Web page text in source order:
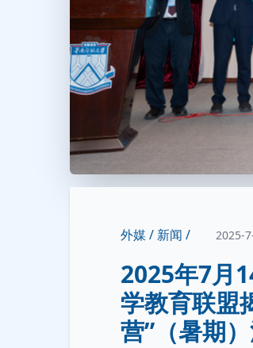
外媒 / 新闻 / 2025-
2025年7月
学教育联盟
营”（暑期